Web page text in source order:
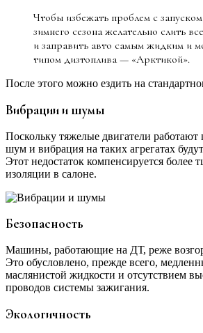
Чтобы избежать проблем с
зимнего сезона желательно слить
и заправить авто самым жидким и
типом дизтоплива — «Арктикой».
После этого можно ездить на
Вибрации и шумы
Поскольку тяжелые двигатели
шум и вибрация на таких агрегатах
Этот недостаток компенсируется более
изоляции в салоне.
Безопасность
Машины, работающие на ДТ, реже
Это обусловлено, прежде всего,
маслянистой жидкости и отсутствием
проводов системы зажигания.
Экологичность